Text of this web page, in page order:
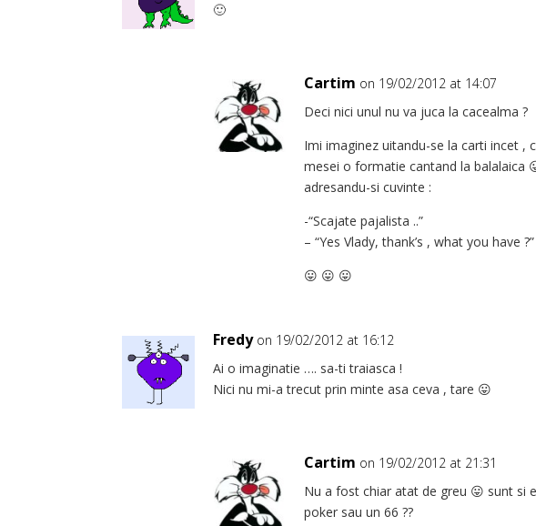
🙂
Cartim on 19/02/2012 at 14:07
Deci nici unul nu va juca la cacealma ?
Imi imaginez uitandu-se la carti incet ,
mesei o formatie cantand la balalaica
adresandu-si cuvinte :
-“Scajate pajalista ..”
– “Yes Vlady, thank’s , what you have ?”
😛 😛 😛
Fredy on 19/02/2012 at 16:12
Ai o imaginatie …. sa-ti traiasca !
Nici nu mi-a trecut prin minte asa ceva , tare 😛
Cartim on 19/02/2012 at 21:31
Nu a fost chiar atat de greu 😛 sunt si
poker sau un 66 ??